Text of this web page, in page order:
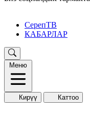
СерепТВ
КАБАРЛАР
Меню
Кирүү Каттоо